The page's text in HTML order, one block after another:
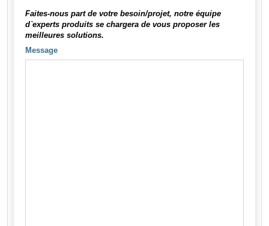
Faites-nous part de votre besoin/projet, notre équipe
d`experts produits se chargera de vous proposer les
meilleures solutions.
Message